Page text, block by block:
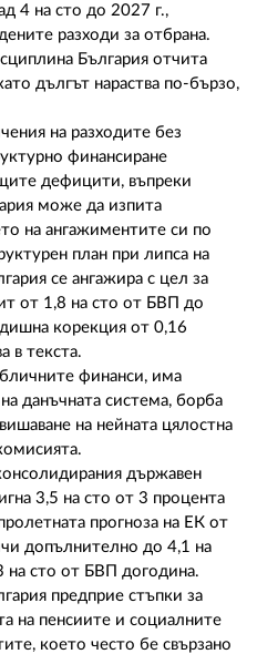
4 на сто до 2027 г.,
разходи за отбрана.
България отчита
дългът нараства по-бързо,
на разходите без
финансиране
дефицити, въпреки
може да изпита
на ангажиментите си по
план при липса на
се ангажира с цел за
от 1,8 на сто от БВП до
корекция от 0,16
в текста.
финанси, има
данъчната система, борба
на нейната цялостна
държавен
3,5 на сто от 3 процента
прогноза на ЕК от
допълнително до 4,1 на
на сто от БВП догодина.
предприе стъпки за
на пенсиите и социалните
което често бе свързано